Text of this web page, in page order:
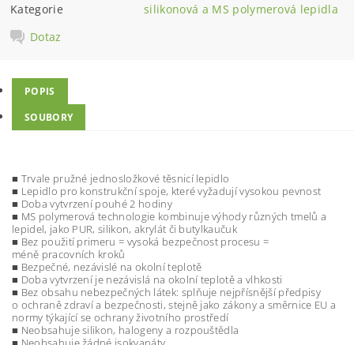
Kategorie
silikonová a MS polymerová lepidla
Dotaz
POPIS
SOUBORY
■ Trvale pružné jednosložkové těsnicí lepidlo
■ Lepidlo pro konstrukční spoje, které vyžadují vysokou pevnost
■ Doba vytvrzení pouhé 2 hodiny
■ MS polymerová technologie kombinuje výhody různých tmelů a
lepidel, jako PUR, silikon, akrylát či butylkaučuk
■ Bez použití primeru = vysoká bezpečnost procesu =
méně pracovních kroků
■ Bezpečné, nezávislé na okolní teplotě
■ Doba vytvrzení je nezávislá na okolní teplotě a vlhkosti
■ Bez obsahu nebezpečných látek: splňuje nejpřísnější předpisy
o ochraně zdraví a bezpečnosti, stejně jako zákony a směrnice EU a
normy týkající se ochrany životního prostředí
■ Neobsahuje silikon, halogeny a rozpouštědla